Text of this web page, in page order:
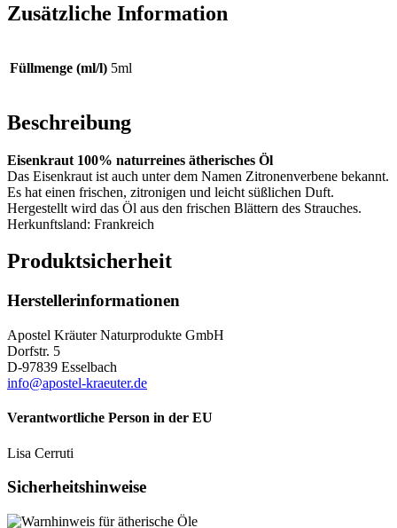
Zusätzliche Information
Füllmenge (ml/l) 5ml
Beschreibung
Eisenkraut 100% naturreines ätherisches Öl
Das Eisenkraut ist auch unter dem Namen Zitronenverbene bekannt.
Es hat einen frischen, zitronigen und leicht süßlichen Duft.
Hergestellt wird das Öl aus den frischen Blättern des Strauches.
Herkunftsland: Frankreich
Produktsicherheit
Herstellerinformationen
Apostel Kräuter Naturprodukte GmbH
Dorfstr. 5
D-97839 Esselbach
info@apostel-kraeuter.de
Verantwortliche Person in der EU
Lisa Cerruti
Sicherheitshinweise